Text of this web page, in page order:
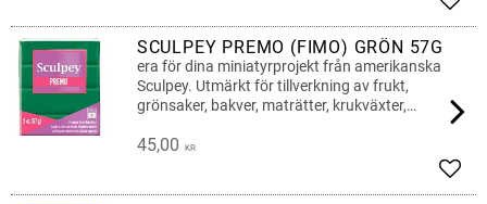
SCULPEY PREMO (FIMO) GRÖN 57G
era för dina miniatyrprojekt från amerikanska
Sculpey. Utmärkt för tillverkning av frukt,
grönsaker, bakver, maträtter, krukväxter,
45,00 KR